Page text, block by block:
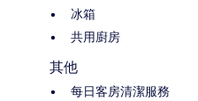
冰箱
共用廚房
其他
每日客房清潔服務